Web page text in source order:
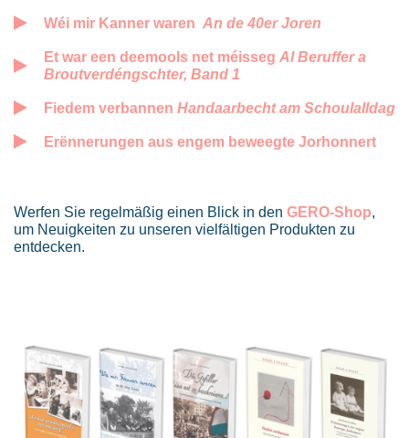
Wéi mir Kanner waren An de 40er Joren
Et war een deemools net méisseg Al Beruffer a
Broutverdéngschter, Band 1
Fiedem verbannen Handaarbecht am Schoulalldag
Erënnerungen aus engem beweegte Jorhonnert
Werfen Sie regelmäßig einen Blick in den GERO-Shop,
um Neuigkeiten zu unseren vielfältigen Produkten zu
entdecken.